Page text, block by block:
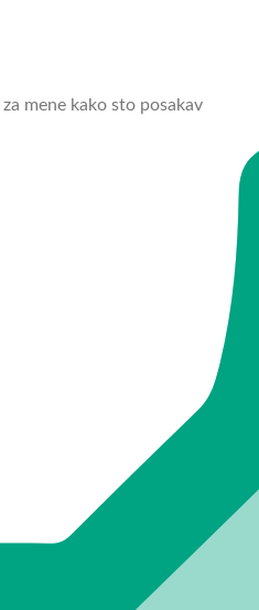
mene kako sto posakav